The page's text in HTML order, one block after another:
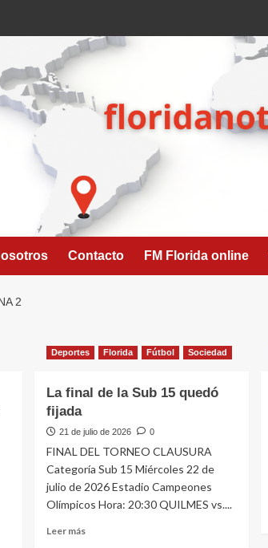
Contacto FM Florida online
2
Deportes Florida Fútbol Sociedad
La final de la Sub 15 quedó
fijada
21 de julio de 2026 0
FINAL DEL TORNEO CLAUSURA
Categoría Sub 15 Miércoles 22 de
julio de 2026 Estadio Campeones
Olímpicos Hora: 20:30 QUILMES vs....
Leer más